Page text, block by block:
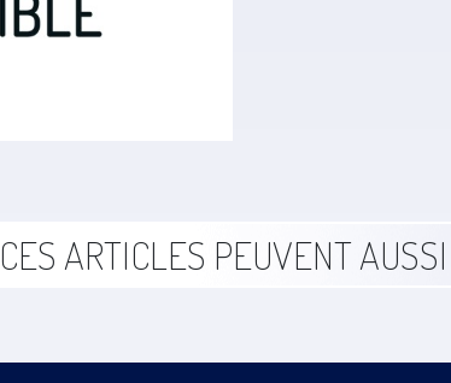
CES ARTICLES PEUVENT